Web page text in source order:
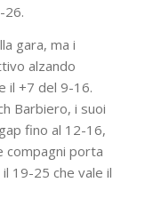
26.
gara, ma i
alzando
il +7 del 9-16.
Barbiero, i suoi
fino al 12-16,
compagni porta
19-25 che vale il